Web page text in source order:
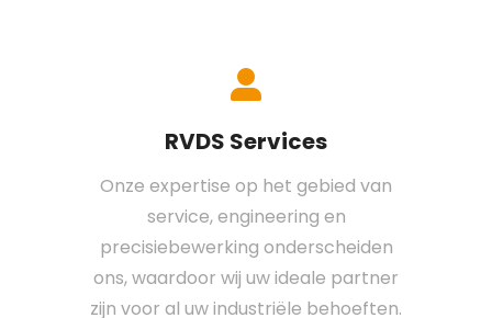
RVDS Services
Onze expertise op het gebied van
service, engineering en
precisiebewerking onderscheiden
ons, waardoor wij uw ideale partner
zijn voor al uw industriële behoeften.